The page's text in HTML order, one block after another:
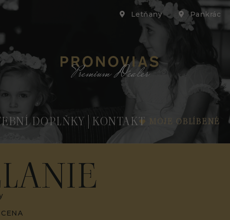
Letňany Pankrác
Premium Dealer
DOPLŇKY KONTAKT MOJE OBLÍBENÉ